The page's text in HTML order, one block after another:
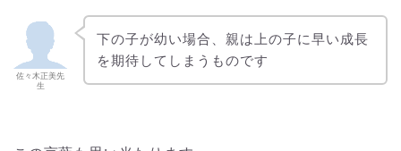
佐々木正美先
生
下の子が幼い場合、親は上の子に早い成長
を期待してしまうものです